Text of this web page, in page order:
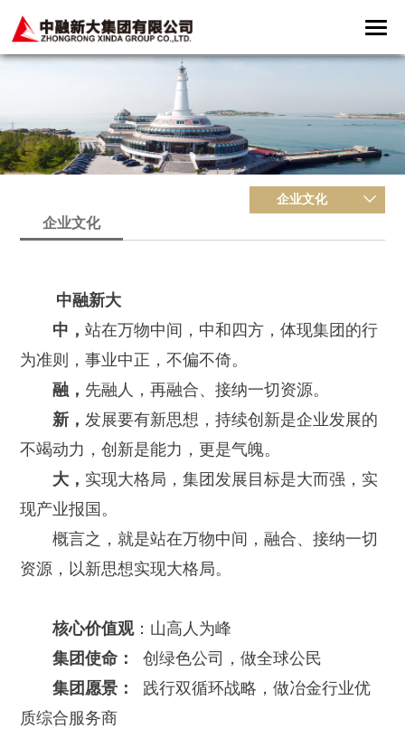
企业文化
企业文化
中融新大
中，站在万物中间，中和四方，体现集团的行
为准则，事业中正，不偏不倚。
融， 先融人，再融合、接纳一切资源。
新，发展要有新思想，持续创新是企业发展的
不竭动力，创新是能力，更是气魄。
大， 实现大格局，集团发展目标是大而强，实
现产业报国。
概言之，就是站在万物中间，融合、接纳一切
资源，以新思想实现大格局。
核心价值观：山高人为峰
集团使命：创绿色公司，做全球公民
集团愿景： 践行双循环战略，做冶金行业优
质综合服务商